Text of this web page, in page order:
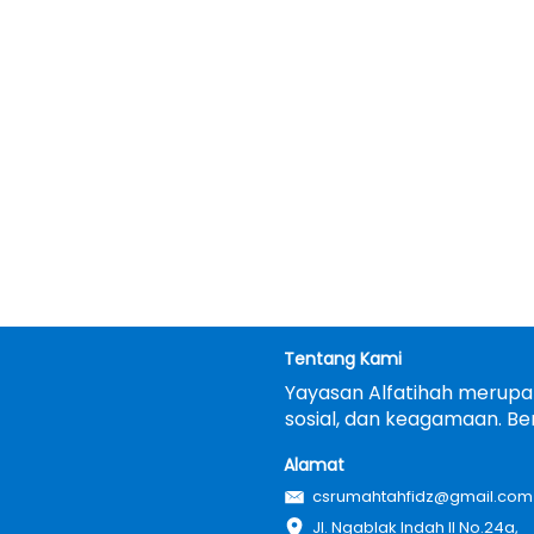
Tentang Kami
Yayasan Alfatihah
sosial, dan keagamaan.
Alamat
csrumahtahfidz@gmail.com
Jl. Ngablak Indah II No.24a,